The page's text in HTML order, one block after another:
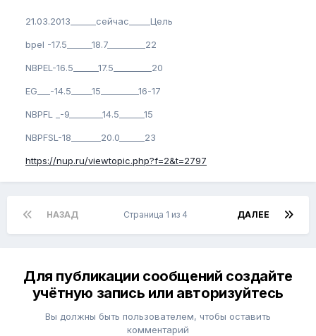
21.03.2013______сейчас_____Цель
bpel -17.5______18.7_________22
NBPEL-16.5______17.5_________20
EG___-14.5_____15_________16-17
NBPFL _-9________14.5______15
NBPFSL-18_______20.0______23
https://nup.ru/viewtopic.php?f=2&t=2797
НАЗАД ДАЛЕЕ
Страница 1 из 4
Для публикации сообщений создайте
учётную запись или авторизуйтесь
Вы должны быть пользователем, чтобы оставить
комментарий